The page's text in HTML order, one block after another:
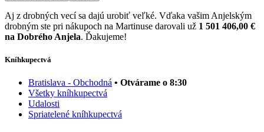
Aj z drobných vecí sa dajú urobiť veľké. Vďaka vašim Anjelským
drobným ste pri nákupoch na Martinuse darovali už 1 501 406,00 €
na Dobrého Anjela. Ďakujeme!
Kníhkupectvá
Bratislava - Obchodná • Otvárame o 8:30
Všetky kníhkupectvá
Udalosti
Spriatelené kníhkupectvá